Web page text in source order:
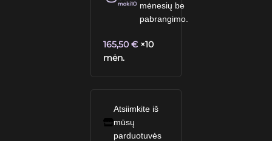
mėnesių be
pabrangimo.
165,50€ ×10
mėn.
Atsiimkite iš
mūsų
parduotuvės